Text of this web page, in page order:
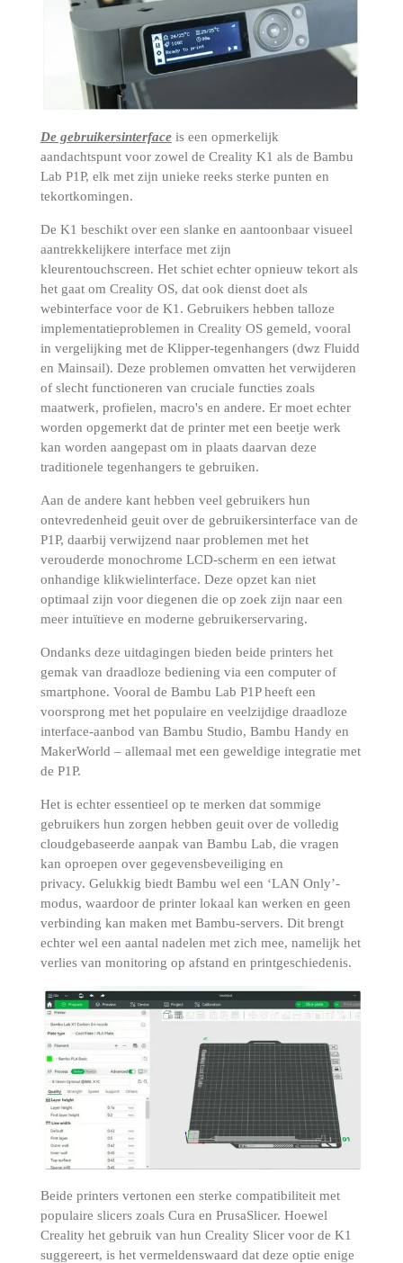
De gebruikersinterfaceis een opmerkelijk
aandachtspunt voor zowel de Creality K1 als de Bambu
Lab P1P, elk met zijn unieke reeks sterke punten en
tekortkomingen.
De K1 beschikt over een slanke en aantoonbaar visueel
aantrekkelijkere interface met zijn
kleurentouchscreen. Het schiet echter opnieuw tekort als
het gaat om Creality OS, dat ook dienst doet als
webinterface voor de K1. Gebruikers hebben talloze
implementatieproblemen in Creality OS gemeld, vooral
in vergelijking met de Klipper-tegenhangers (dwz Fluidd
en Mainsail). Deze problemen omvatten het verwijderen
of slecht functioneren van cruciale functies zoals
maatwerk, profielen, macro's en andere. Er moet echter
worden opgemerkt dat de printer met een beetje werk
kan worden aangepast om in plaats daarvan deze
traditionele tegenhangers te gebruiken.
Aan de andere kant hebben veel gebruikers hun
ontevredenheid geuit over de gebruikersinterface van de
P1P, daarbij verwijzend naar problemen met het
verouderde monochrome LCD-scherm en een ietwat
onhandige klikwielinterface. Deze opzet kan niet
optimaal zijn voor diegenen die op zoek zijn naar een
meer intuïtieve en moderne gebruikerservaring.
Ondanks deze uitdagingen bieden beide printers het
gemak van draadloze bediening via een computer of
smartphone. Vooral de Bambu Lab P1P heeft een
voorsprong met het populaire en veelzijdige draadloze
interface-aanbod van Bambu Studio, Bambu Handy en
MakerWorld – allemaal met een geweldige integratie met
de P1P.
Het is echter essentieel op te merken dat sommige
gebruikers hun zorgen hebben geuit over de volledig
cloudgebaseerde aanpak van Bambu Lab, die vragen
kan oproepen over gegevensbeveiliging en
privacy. Gelukkig biedt Bambu wel een ‘LAN Only’-
modus, waardoor de printer lokaal kan werken en geen
verbinding kan maken met Bambu-servers. Dit brengt
echter wel een aantal nadelen met zich mee, namelijk het
verlies van monitoring op afstand en printgeschiedenis.
Beide printers vertonen een sterke compatibiliteit met
populaire slicers zoals Cura en PrusaSlicer. Hoewel
Creality het gebruik van hun Creality Slicer voor de K1
suggereert, is het vermeldenswaard dat deze optie enige